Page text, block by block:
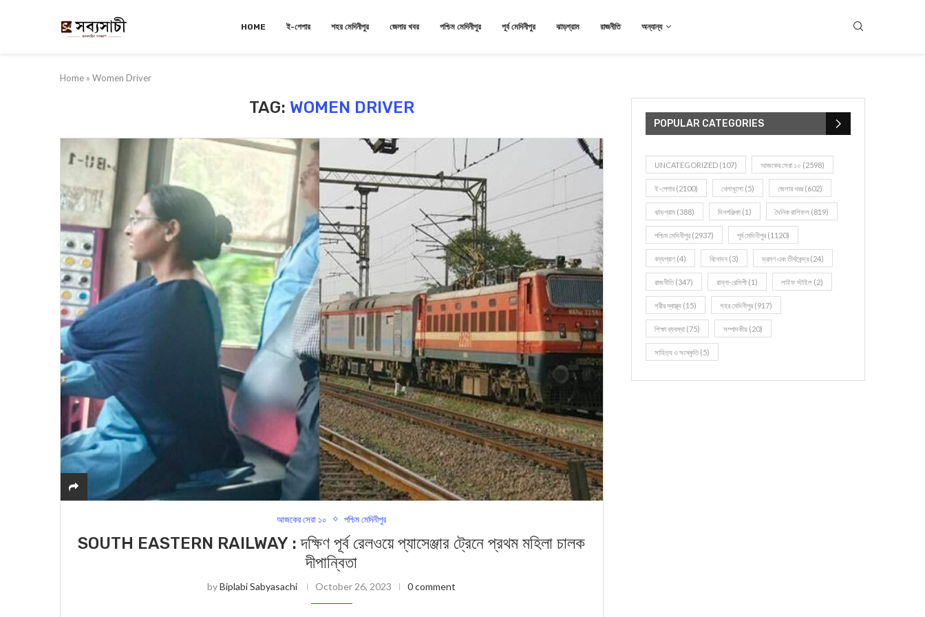
HOME ই-পেপার শহর মেদিনীপুর জেলার খবর পশ্চিম মেদিনীপুর পূর্ব মেদিনীপুর ঝাড়গ্রাম রাজনীতি অন্যান্য
Home » Women Driver
TAG: WOMEN DRIVER
আজকের সেরা ১০ পশ্চিম মেদিনীপুর
SOUTH EASTERN RAILWAY : দক্ষিণ পূর্ব রেলওয়ে প্যাসেঞ্জার ট্রেনে প্রথম মহিলা চালক
দীপান্বিতা
byBiplabi Sabyasachi October 26, 2023 0 comment
POPULAR CATEGORIES
UNCATEGORIZED (107) আজকের সেরা ১০ (2598)
ই-পেপার (2100) খেলাধূলো (5) জেলার খবর (602)
ঝাড়গ্রাম (388) দিনপঞ্জিকা (1) দৈনিক রাশিফল (819)
পশ্চিম মেদিনীপুর (2937) পূর্ব মেদিনীপুর (1120)
বন্যপ্রাণ (4) বিনোদন (3) ভ্রমণ এবং তীর্থকেন্দ্র (24)
রাজনীতি(347) রান্না-রেসিপী (1) লাইফ স্টাইল (2)
শরীর স্বাস্থ্য (15) শহর মেদিনীপুর (917)
শিক্ষা ব্যবস্থা (75) সম্পাদকীয় (20)
সাহিত্য ও সংস্কৃতি(5)